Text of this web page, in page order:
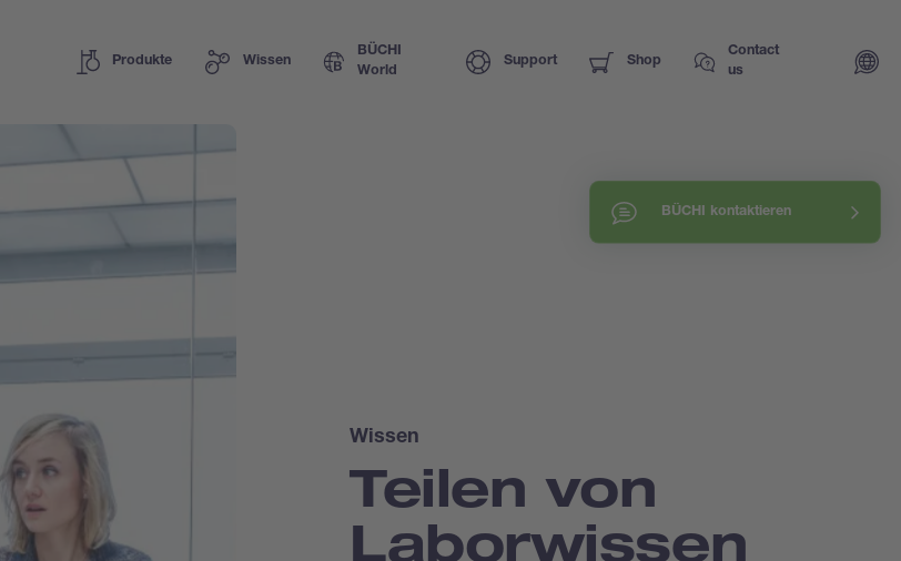
Produkte Wissen
BÜCHI
World
Support Shop
Contact
us
BÜCHI kontaktieren
Wissen
Teilen von
Laborwissen